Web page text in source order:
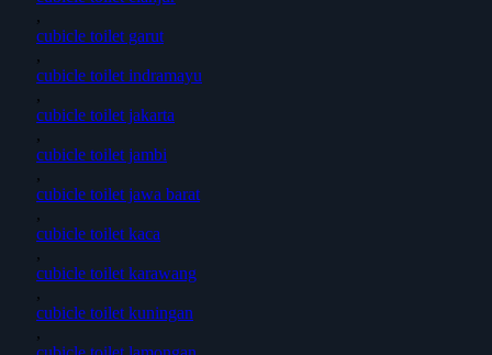
,
cubicle toilet garut
,
cubicle toilet indramayu
,
cubicle toilet jakarta
,
cubicle toilet jambi
,
cubicle toilet jawa barat
,
cubicle toilet kaca
,
cubicle toilet karawang
,
cubicle toilet kuningan
,